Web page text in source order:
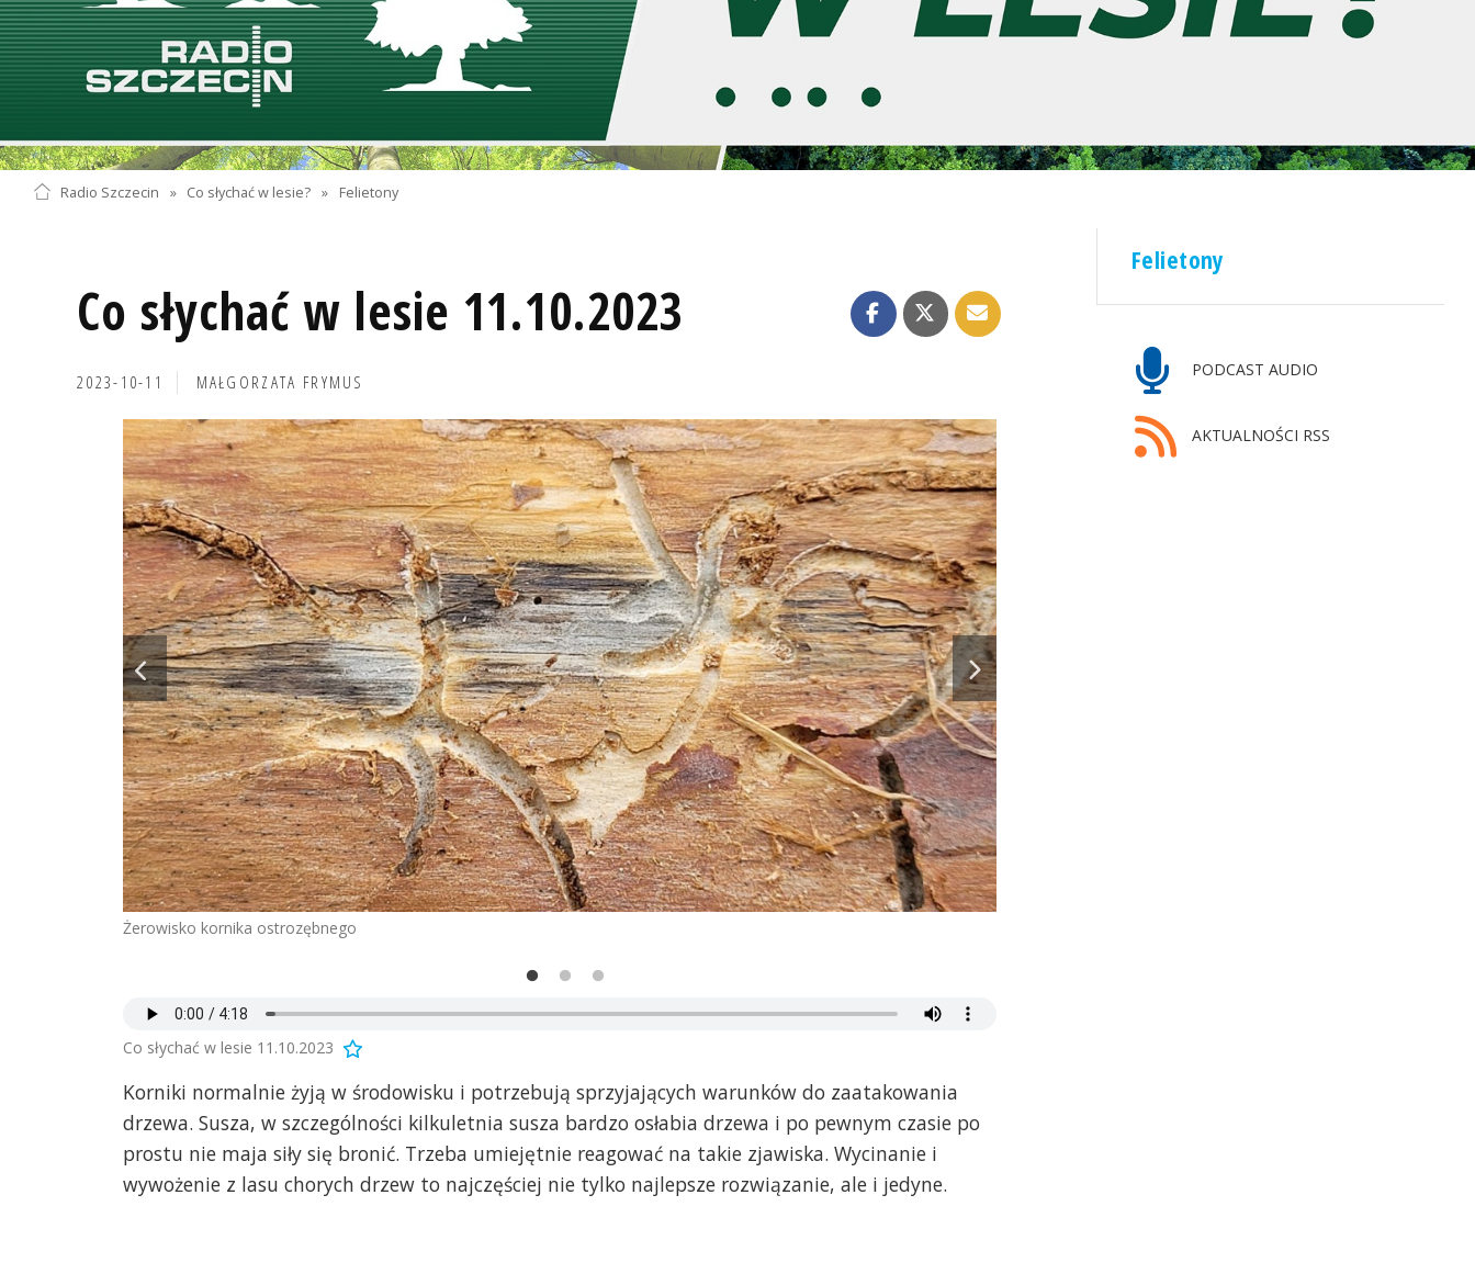
Radio Szczecin » Co słychać w lesie? » Felietony
Co słychać w lesie 11.10.2023
2023-10-11 MAŁGORZATA FRYMUS
Żerowisko kornika ostrozębnego
Co słychać w lesie 11.10.2023
Korniki normalnie żyją w środowisku i potrzebują sprzyjających warunków do zaatakowania
drzewa. Susza, w szczególności kilkuletnia susza bardzo osłabia drzewa i po pewnym czasie po
prostu nie maja siły się bronić. Trzeba umiejętnie reagować na takie zjawiska. Wycinanie i
wywożenie z lasu chorych drzew to najczęściej nie tylko najlepsze rozwiązanie, ale i jedyne.
Felietony
PODCAST AUDIO
AKTUALNOŚCI RSS